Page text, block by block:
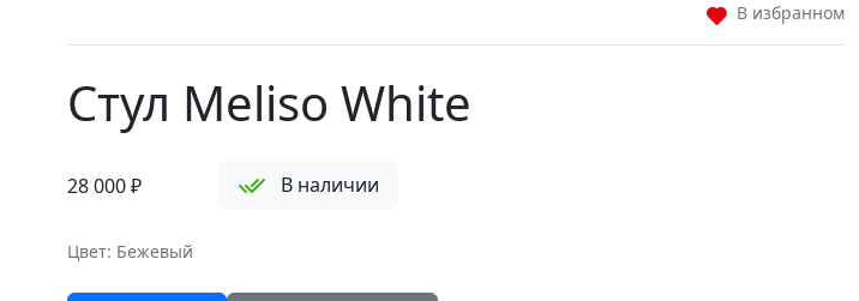
В избранном
Стул Meliso White
28 000₽ В наличии
Цвет: Бежевый